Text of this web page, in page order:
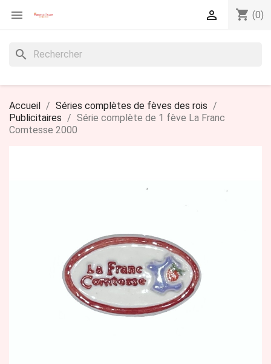
 shopping_cart (0)

search
Accueil
Séries complètes de fèves des rois
Publicitaires
Série complète de 1 fève La Franc
Comtesse 2000